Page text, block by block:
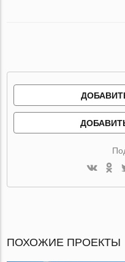
ПОХОЖИЕ ПРОЕКТЫ